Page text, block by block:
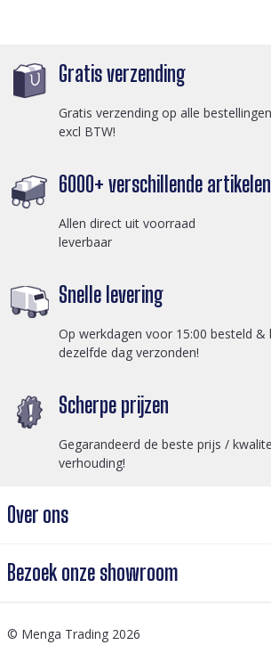
Gratis verzending
Gratis verzending op alle
excl BTW!
6000+ verschillende
Allen direct uit voorraad
leverbaar
Snelle levering
Op werkdagen voor 15:00 besteld &
dezelfde dag verzonden!
Scherpe prijzen
Gegarandeerd de beste prijs /
verhouding!
Over ons
Bezoek onze showroom
© Menga Trading 2026